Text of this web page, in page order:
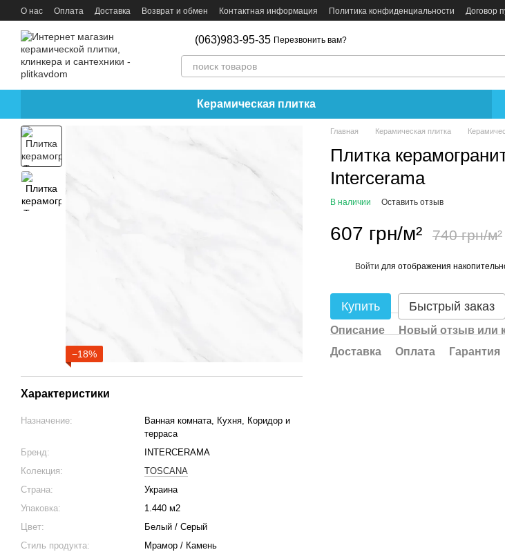
Перейти к основному контенту
О нас Оплата Доставка Возврат и обмен Контактная информация Политика конфиденциальности Договор
(063)983-95-35 Перезвонить вам?
Керамическая плитка
−18%
Характеристики
Назначение:
Ванная комната, Кухня, Коридор и
терраса
Бренд:
INTERCERAMA
Колекция:
TOSCANA
Страна:
Украина
Упаковка:
1.440 м2
Цвет:
Белый / Серый
Стиль продукта:
Мрамор / Камень
Главная Керамическая плитка
Плитка
Intercerama
В наличии Оставить отзыв
607 грн/м² 740 грн/м²
Войти для отображения
Купить Быстрый заказ
Описание
Новый отзыв или
Доставка
Оплата Гарантия